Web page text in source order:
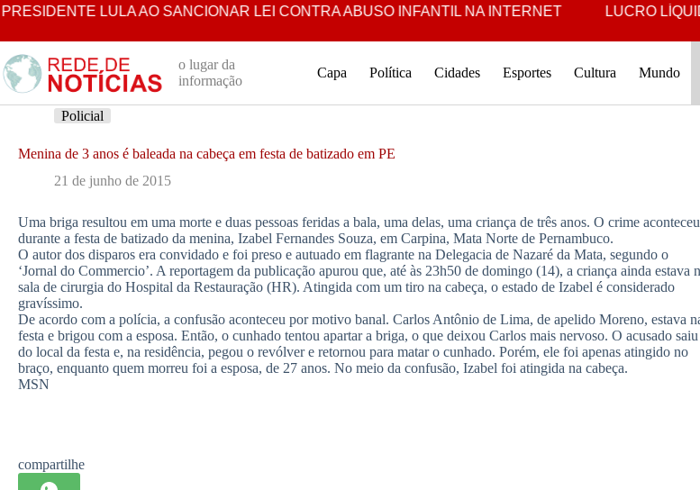
Pular
o
conteúdo
LULA AO SANCIONAR LEI CONTRA ABUSO INFANTIL NA INTERNET LUCRO
o lugar da
informação
Capa Política Cidades Esportes Cultura Mundo
Policial
Menina de 3 anos é baleada na cabeça em festa de batizado em PE
21 de junho de 2015
Uma briga resultou em uma morte e duas pessoas feridas a bala, uma delas, uma criança de três anos. O crime aconteceu
durante a festa de batizado da menina, Izabel Fernandes Souza, em Carpina, Mata Norte de Pernambuco.
O autor dos disparos era convidado e foi preso e autuado em flagrante na Delegacia de Nazaré da Mata, segundo o
‘Jornal do Commercio’. A reportagem da publicação apurou que, até às 23h50 de domingo (14), a criança ainda estava
sala de cirurgia do Hospital da Restauração (HR). Atingida com um tiro na cabeça, o estado de Izabel é considerado
gravíssimo.
De acordo com a polícia, a confusão aconteceu por motivo banal. Carlos Antônio de Lima, de apelido Moreno, estava
festa e brigou com a esposa. Então, o cunhado tentou apartar a briga, o que deixou Carlos mais nervoso. O acusado saiu
do local da festa e, na residência, pegou o revólver e retornou para matar o cunhado. Porém, ele foi apenas atingido no
braço, enquanto quem morreu foi a esposa, de 27 anos. No meio da confusão, Izabel foi atingida na cabeça.
MSN
compartilhe